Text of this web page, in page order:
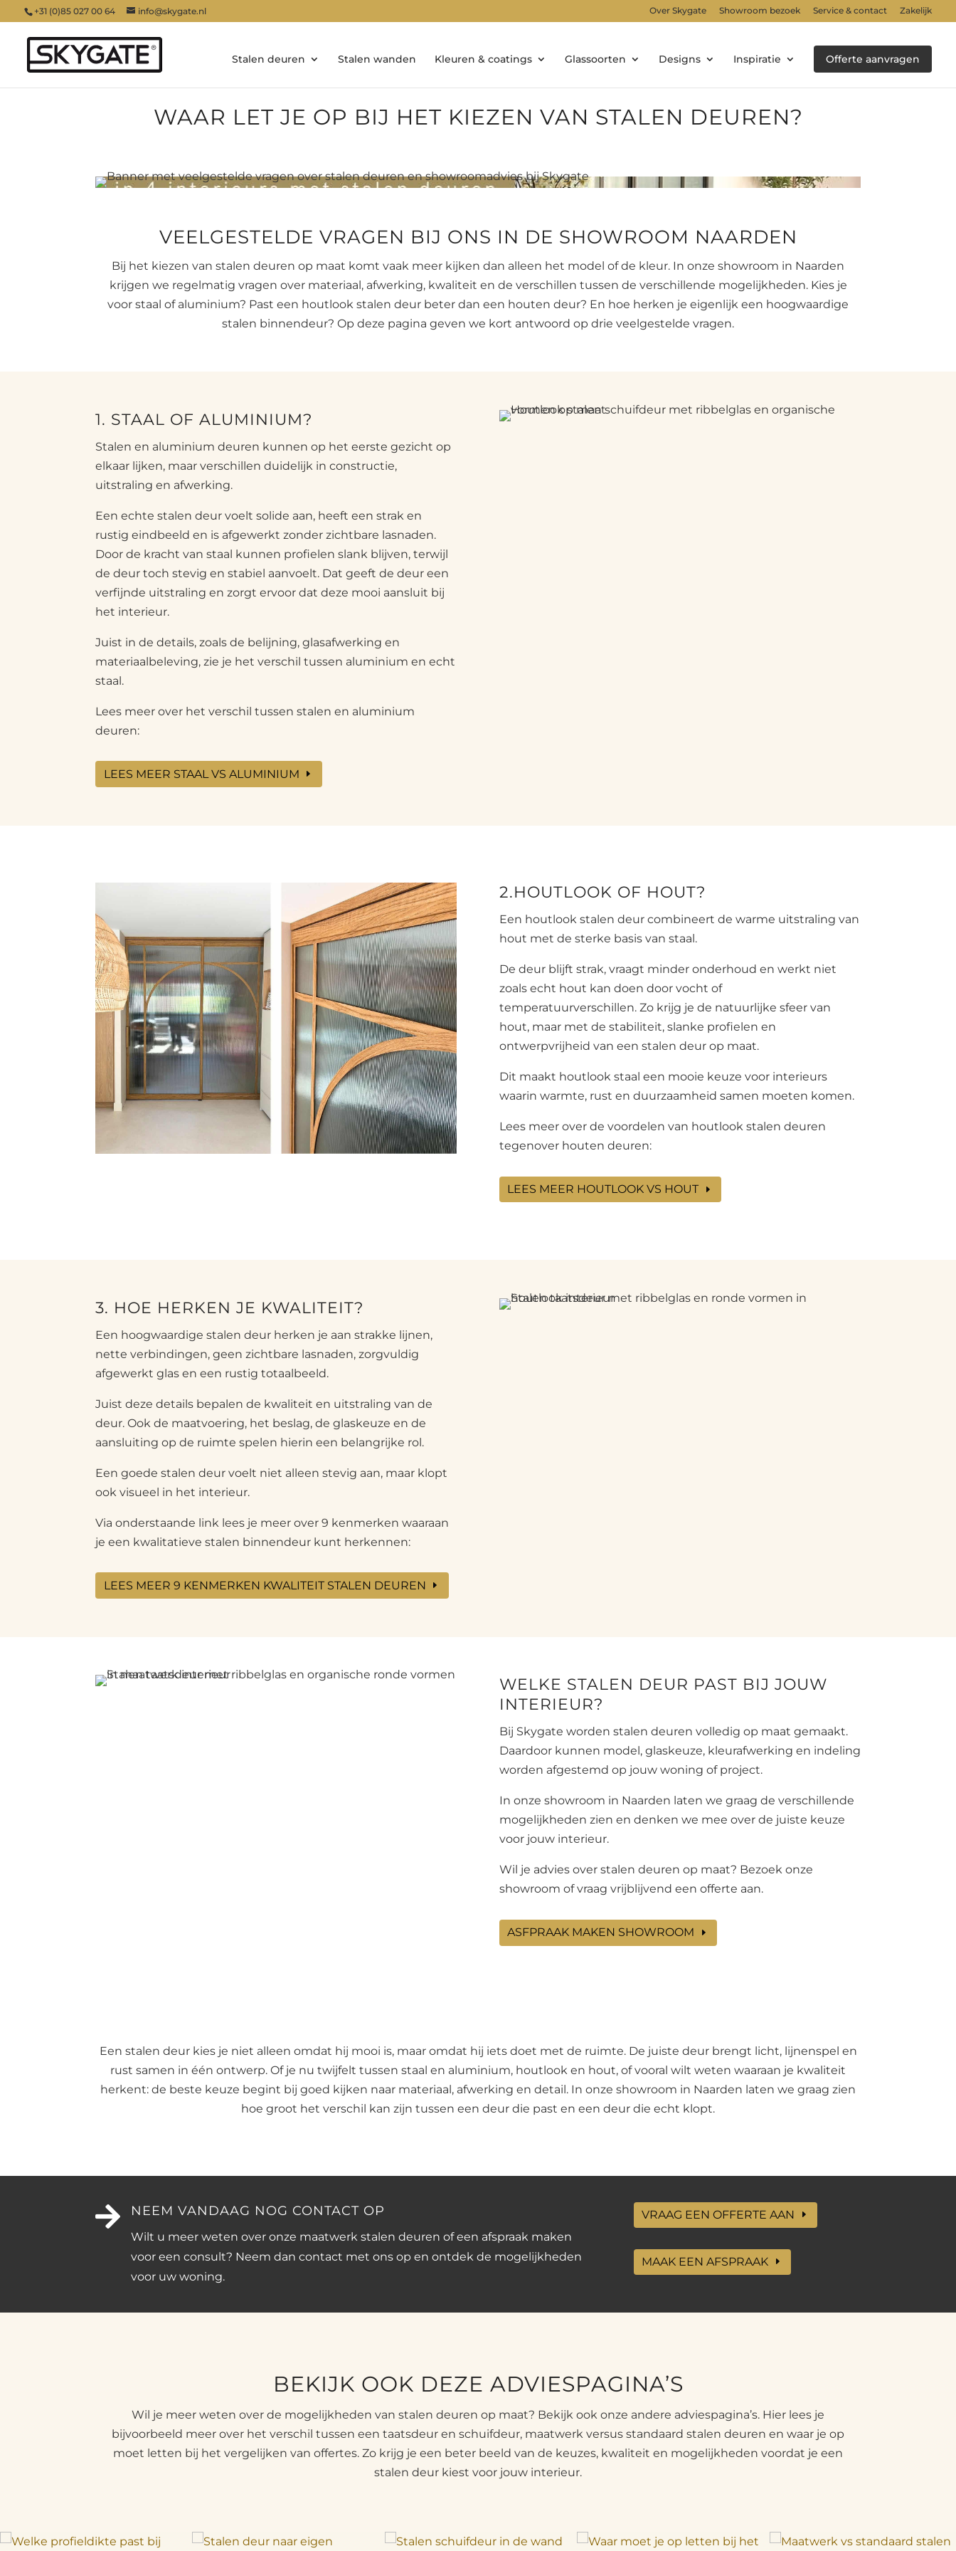
+31 (0)85 027 00 64 info@skygate.nl Over Skygate Showroom bezoek Service & contact Zakelijk
Stalen deuren Stalen wanden Kleuren & coatings Glassoorten Designs Inspiratie Offerte aanvragen
WAAR LET JE OP BIJ HET KIEZEN VAN STALEN DEUREN?
VEELGESTELDE VRAGEN BIJ ONS IN DE SHOWROOM NAARDEN
Bij het kiezen van stalen deuren op maat komt vaak meer kijken dan alleen het model of de kleur. In onze showroom in Naarden
krijgen we regelmatig vragen over materiaal, afwerking, kwaliteit en de verschillen tussen de verschillende mogelijkheden. Kies je
voor staal of aluminium? Past een houtlook stalen deur beter dan een houten deur? En hoe herken je eigenlijk een hoogwaardige
stalen binnendeur? Op deze pagina geven we kort antwoord op drie veelgestelde vragen.
1. STAAL OF ALUMINIUM?
Stalen en aluminium deuren kunnen op het eerste gezicht op
elkaar lijken, maar verschillen duidelijk in constructie,
uitstraling en afwerking.
Een echte stalen deur voelt solide aan, heeft een strak en
rustig eindbeeld en is afgewerkt zonder zichtbare lasnaden.
Door de kracht van staal kunnen profielen slank blijven, terwijl
de deur toch stevig en stabiel aanvoelt. Dat geeft de deur een
verfijnde uitstraling en zorgt ervoor dat deze mooi aansluit bij
het interieur.
Juist in de details, zoals de belijning, glasafwerking en
materiaalbeleving, zie je het verschil tussen aluminium en echt
staal.
Lees meer over het verschil tussen stalen en aluminium
deuren:
LEES MEER STAAL VS ALUMINIUM
2.HOUTLOOK OF HOUT?
Een houtlook stalen deur combineert de warme uitstraling van
hout met de sterke basis van staal.
De deur blijft strak, vraagt minder onderhoud en werkt niet
zoals echt hout kan doen door vocht of
temperatuurverschillen. Zo krijg je de natuurlijke sfeer van
hout, maar met de stabiliteit, slanke profielen en
ontwerpvrijheid van een stalen deur op maat.
Dit maakt houtlook staal een mooie keuze voor interieurs
waarin warmte, rust en duurzaamheid samen moeten komen.
Lees meer over de voordelen van houtlook stalen deuren
tegenover houten deuren:
LEES MEER HOUTLOOK VS HOUT
3. HOE HERKEN JE KWALITEIT?
Een hoogwaardige stalen deur herken je aan strakke lijnen,
nette verbindingen, geen zichtbare lasnaden, zorgvuldig
afgewerkt glas en een rustig totaalbeeld.
Juist deze details bepalen de kwaliteit en uitstraling van de
deur. Ook de maatvoering, het beslag, de glaskeuze en de
aansluiting op de ruimte spelen hierin een belangrijke rol.
Een goede stalen deur voelt niet alleen stevig aan, maar klopt
ook visueel in het interieur.
Via onderstaande link lees je meer over 9 kenmerken waaraan
je een kwalitatieve stalen binnendeur kunt herkennen:
LEES MEER 9 KENMERKEN KWALITEIT STALEN DEUREN
WELKE STALEN DEUR PAST BIJ JOUW
INTERIEUR?
Bij Skygate worden stalen deuren volledig op maat gemaakt.
Daardoor kunnen model, glaskeuze, kleurafwerking en indeling
worden afgestemd op jouw woning of project.
In onze showroom in Naarden laten we graag de verschillende
mogelijkheden zien en denken we mee over de juiste keuze
voor jouw interieur.
Wil je advies over stalen deuren op maat? Bezoek onze
showroom of vraag vrijblijvend een offerte aan.
ASFPRAAK MAKEN SHOWROOM
Een stalen deur kies je niet alleen omdat hij mooi is, maar omdat hij iets doet met de ruimte. De juiste deur brengt licht, lijnenspel en
rust samen in één ontwerp. Of je nu twijfelt tussen staal en aluminium, houtlook en hout, of vooral wilt weten waaraan je kwaliteit
herkent: de beste keuze begint bij goed kijken naar materiaal, afwerking en detail. In onze showroom in Naarden laten we graag zien
hoe groot het verschil kan zijn tussen een deur die past en een deur die echt klopt.
 NEEM VANDAAG NOG CONTACT OP
Wilt u meer weten over onze maatwerk stalen deuren of een afspraak maken
voor een consult? Neem dan contact met ons op en ontdek de mogelijkheden
voor uw woning.
VRAAG EEN OFFERTE AAN
MAAK EEN AFSPRAAK
BEKIJK OOK DEZE ADVIESPAGINA’S
Wil je meer weten over de mogelijkheden van stalen deuren op maat? Bekijk ook onze andere adviespagina’s. Hier lees je
bijvoorbeeld meer over het verschil tussen een taatsdeur en schuifdeur, maatwerk versus standaard stalen deuren en waar je op
moet letten bij het vergelijken van offertes. Zo krijg je een beter beeld van de keuzes, kwaliteit en mogelijkheden voordat je een
stalen deur kiest voor jouw interieur.